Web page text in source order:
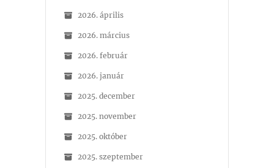
2026. április
2026. március
2026. február
2026. január
2025. december
2025. november
2025. október
2025. szeptember